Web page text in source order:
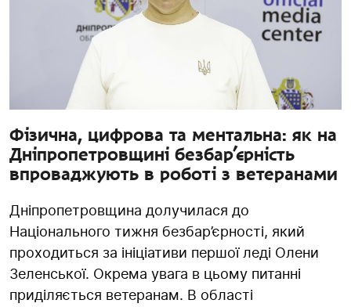
Фізична, цифрова та ментальна: як на
Дніпропетровщині безбар’єрність
впроваджують в роботі з ветеранами
Дніпропетровщина долучилася до
Національного тижня безбар’єрності, який
проходиться за ініціативи першої леді Олени
Зеленської. Окрема увага в цьому питанні
приділяється ветеранам. В області